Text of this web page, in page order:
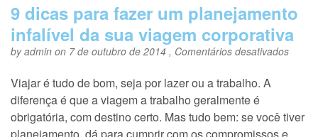
9 dicas para fazer um planejamento
infalível da sua viagem corporativa
byadmin on 7 de outubro de 2014 , Comentários desativadosem
um
Viajar é tudo de bom, seja por lazer ou a trabalho. A
diferença é que a viagem a trabalho geralmente é
obrigatória, com destino certo. Mas tudo bem: se você tiver